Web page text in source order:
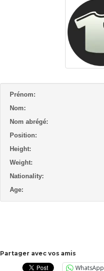
Prénom:
Nom:
Nom abrégé:
Position:
Height:
Weight:
Nationality:
Age:
Partager avec vos amis
WhatsApp